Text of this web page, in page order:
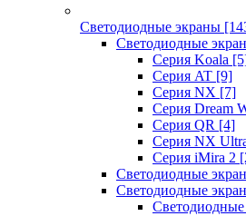
Светодиодные экраны
Светодиодные
Cерия Koala
Серия AT [9]
Серия NX [7]
Серия Dream
Серия QR [4]
Серия NX
Серия iMira 2
Светодиодные
Светодиодные